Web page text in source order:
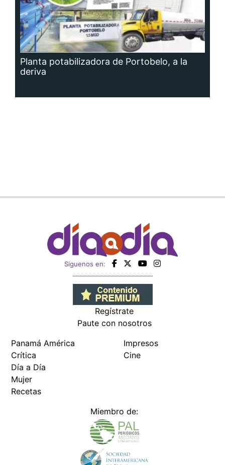
Planta potabilizadora de Portobelo, a la
deriva
Siguenos en:
Regístrate
Paute con nosotros
Panamá América
Crítica
Día a Día
Mujer
Recetas
Impresos
Cine
Miembro de: